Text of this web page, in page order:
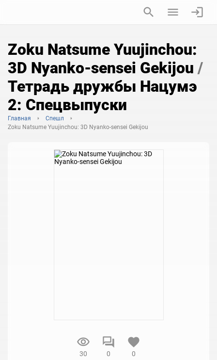
Zoku Natsume Yuujinchou:
3D Nyanko-sensei Gekijou /
Тетрадь дружбы Нацумэ
2: Спецвыпуски
Главная
Спешл
Zoku Natsume Yuujinchou: 3D Nyanko-sensei Gekijou
30 0 0